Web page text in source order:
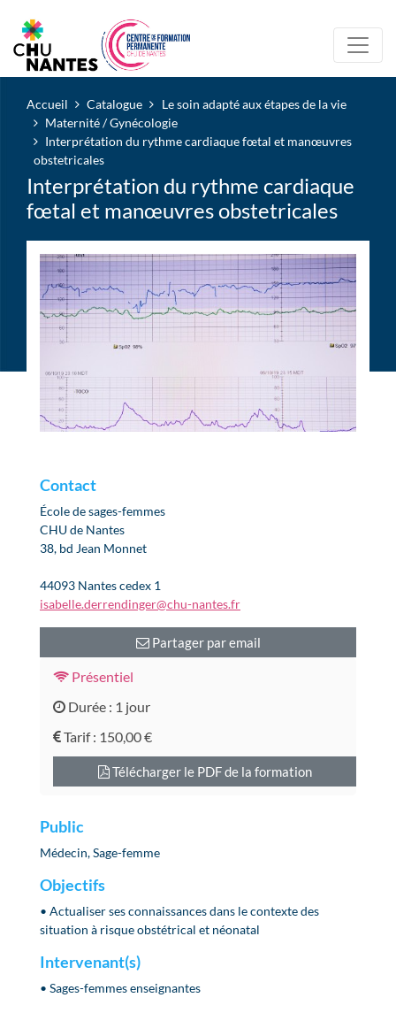
Accueil Catalogue
Le soin adapté aux étapes de la vie
Maternité / Gynécologie
Interprétation du rythme cardiaque fœtal et manœuvres
obstetricales
Interprétation du rythme cardiaque
fœtal et manœuvres obstetricales
Contact
École de sages-femmes
CHU de Nantes
38, bd Jean Monnet
44093 Nantes cedex 1
isabelle.derrendinger@chu-nantes.fr
Partager par email
Présentiel
Durée : 1 jour
Tarif : 150,00 €
Télécharger le PDF de la formation
Public
Médecin,Sage-femme
Objectifs
• Actualiser ses connaissances dans le contexte des
situation à risque obstétrical et néonatal
Intervenant(s)
• Sages-femmes enseignantes